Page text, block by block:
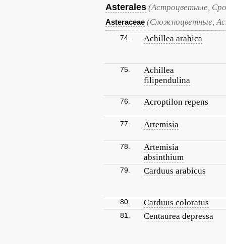
Asterales (Астроцветные,
Asteraceae (Сложноцветные,
74. Achillea arabica
75.
Achillea
filipendulina
76. Acroptilon repens
77. Artemisia
78.
Artemisia
absinthium
79. Carduus arabicus
80. Carduus coloratus
81. Centaurea depressa